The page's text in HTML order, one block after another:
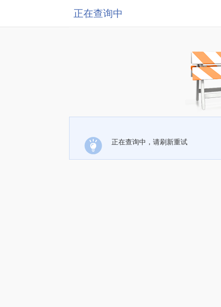
正在查询中
正在查询中，请刷新重试